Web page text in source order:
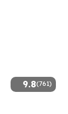
9.8(761)